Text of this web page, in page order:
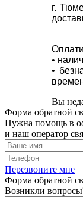
г.
•
•
Вы
Форма обратной
Нужна помощь в
и наш оператор
Перезвоните мне
Форма обратной
Возникли